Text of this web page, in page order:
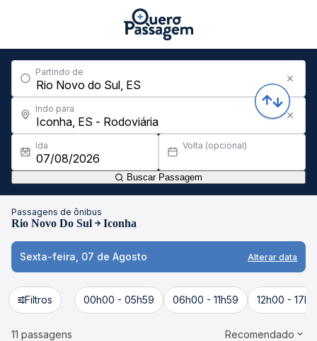
Partindo de
Indo para
Ida Volta (opcional)
Buscar Passagem
Passagens de ônibus
Rio Novo Do Sul Iconha
Sexta-feira, 07 de Agosto Alterar data
Filtros 00h00 - 05h59 06h00 - 11h59 12h00 -
11 passagens Recomendado